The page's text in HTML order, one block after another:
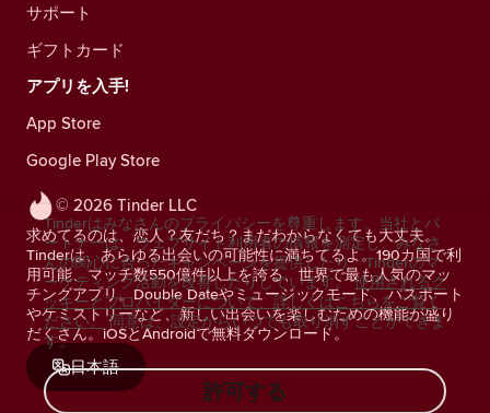
© 2026 Tinder LLC
求めてるのは、恋人？友だち？まだわからなくても大丈夫。
Tinderは、あらゆる出会いの可能性に満ちてるよ。190カ国で利
用可能、マッチ数550億件以上を誇る、世界で最も人気のマッ
チングアプリ。Double Dateやミュージックモード、パスポート
やケミストリーなど、新しい出会いを楽しむための機能が盛り
だくさん。iOSとAndroidで無料ダウンロード。
日本語
サポート
ギフトカード
アプリを入手!
App Store
Google Play Store
Tinderはみなさんのプライバシーを尊重します。当社とパ
ートナーは、ウェブサイト利用者の情報を測定し、みなさ
んの関心に合ったキャンペーンを提供したり、Tinderのマ
ーケティング活動を改善したりしています。 使用されるク
ッキーとプロバイダーについて、詳しくはこちらをご覧く
ださい。 同意は、設定からいつでも取り消すことができま
す。
許可する